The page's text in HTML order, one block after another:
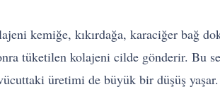
kemiğe, kıkırdağa, karaciğer bağ
tüketilen kolajeni cilde gönderir. Bu
üretimi de büyük bir düşüş yaşar.